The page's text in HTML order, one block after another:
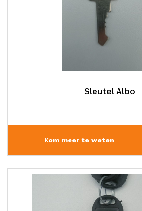
Sleutel Albo
Kom meer te weten